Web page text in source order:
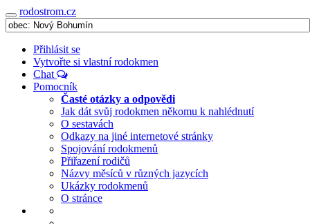
Navigace
rodostrom.cz
Přihlásit se
Vytvořte si vlastní rodokmen
Chat
Pomocník
Časté otázky a odpovědi
Jak dát svůj rodokmen někomu k nahlédnutí
O sestavách
Odkazy na jiné internetové stránky
Spojování rodokmenů
Přiřazení rodičů
Názvy měsíců v různých jazycích
Ukázky rodokmenů
O stránce